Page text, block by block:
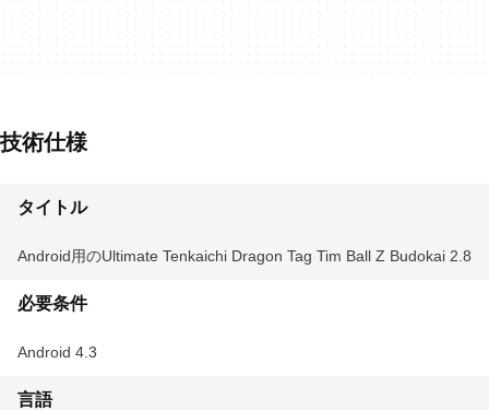
技術仕様
タイトル
Android用のUltimate Tenkaichi Dragon Tag Tim Ball Z Budokai 2.8
必要条件
Android 4.3
言語